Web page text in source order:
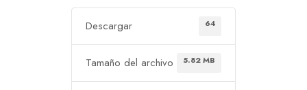
Descargar 64
Tamaño del archivo 5.82 MB